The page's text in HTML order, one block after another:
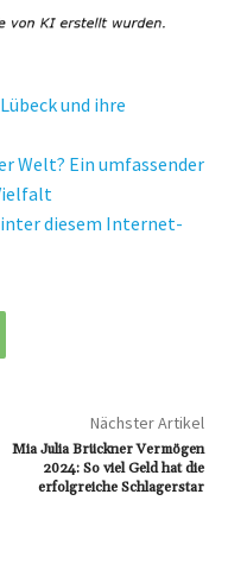
und ihre
Welt? Ein umfassender
diesem Internet-
Nächster Artikel
Mia Julia Brückner Vermögen
2024: So viel Geld hat die
erfolgreiche Schlagerstar